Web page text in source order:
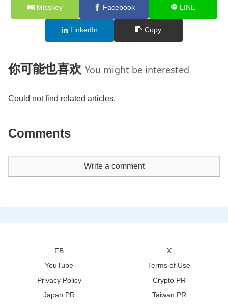
Misskey Facebook LINE
LinkedIn Copy
你可能也喜欢 You might be interested
Could not find related articles.
Comments
Write a comment
FB
X
YouTube
Terms of Use
Privacy Policy
Crypto PR
Japan PR
Taiwan PR